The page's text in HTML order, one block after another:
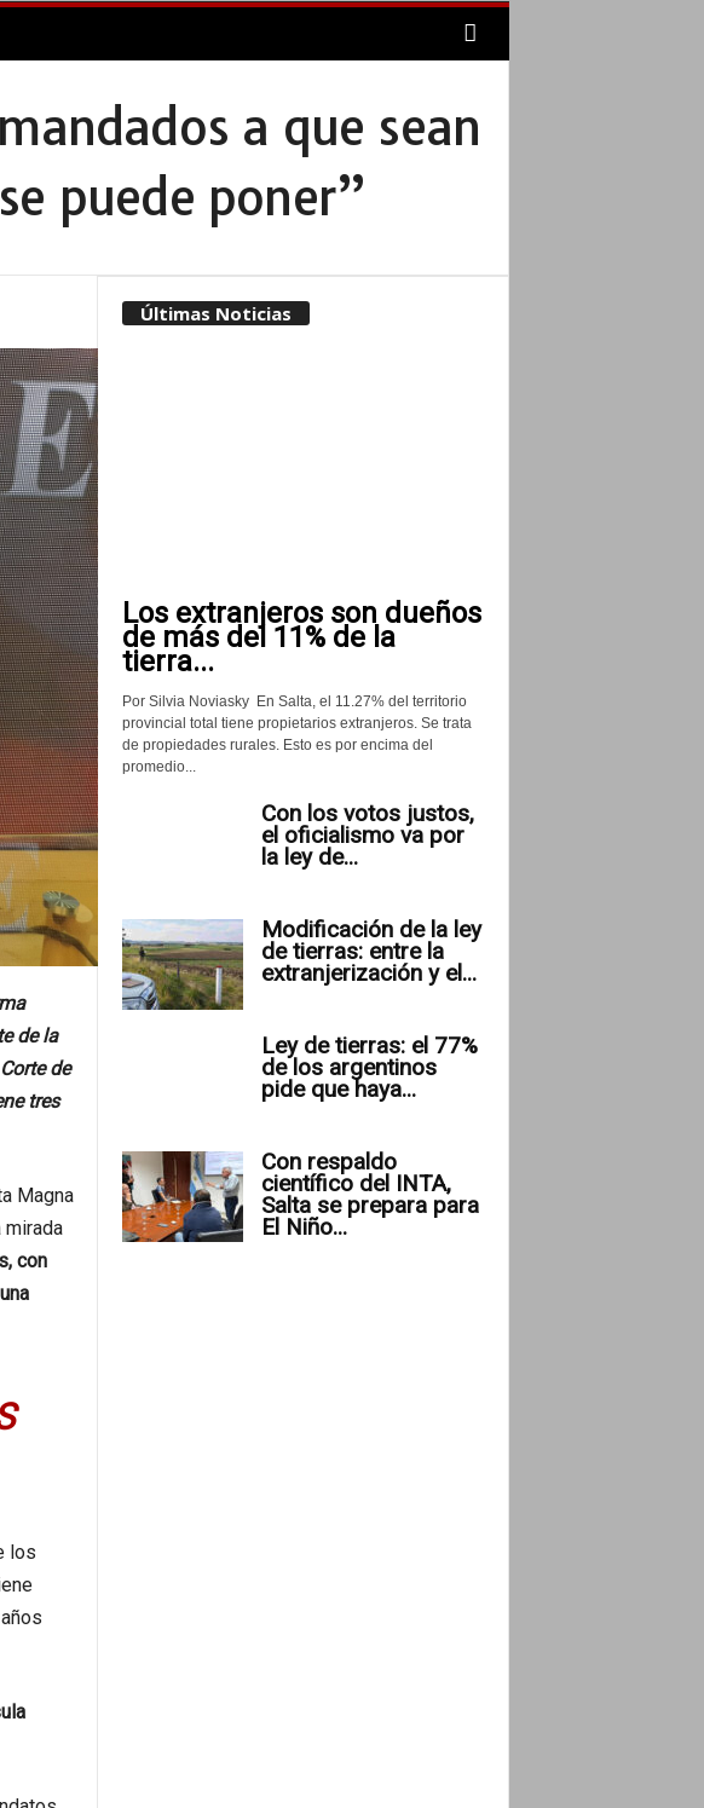
a que sean
puede poner”
de la
de
tres
Magna
mirada
con
los
Últimas Noticias
Los extranjeros son dueños
de más del 11% de la
tierra...
Por Silvia Noviasky En Salta, el 11.27% del territorio
provincial total tiene propietarios extranjeros. Se trata
de propiedades rurales. Esto es por encima del
promedio...
Con los votos justos,
el oficialismo va por
la ley de...
Modificación de la ley
de tierras: entre la
extranjerización y el...
Ley de tierras: el 77%
de los argentinos
pide que haya...
Con respaldo
científico del INTA,
Salta se prepara para
El Niño...